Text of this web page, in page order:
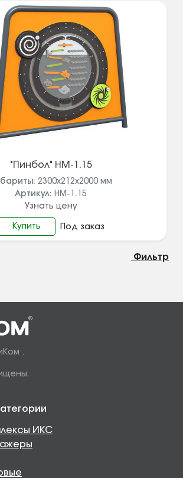
"Пинбол" НМ-1.15
2300х212х2000 мм
Артикул: НМ-1.15
Узнать цену
Купить Под заказ
Фильтр
.
ИКС